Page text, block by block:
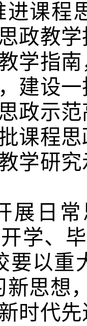
进课程
政教
学指
建设
政示
课程
学研
展日
学、
要以重
新思想
时代